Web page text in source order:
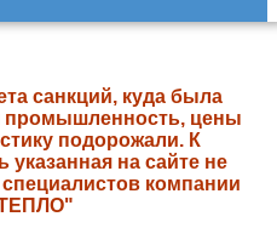
санкций, куда была
промышленность, цены
подорожали. К
на сайте не
специалистов компании